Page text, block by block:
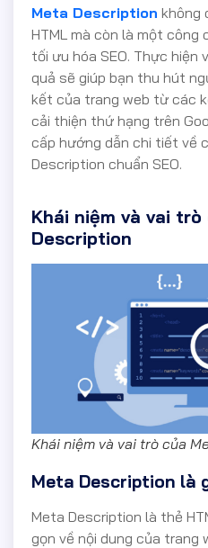
Meta Description không
HTML mà còn là một công
tối ưu hóa SEO. Thực hiện
quả sẽ giúp bạn thu hút
kết của trang web từ các
cải thiện thứ hạng trên
cấp hướng dẫn chi tiết về
Description chuẩn SEO.
Khái niệm và vai
Description
Khái niệm và vai trò của
Meta Description là
Meta Description là thẻ
gọn về nội dung của trang